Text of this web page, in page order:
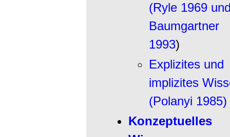
(Ryle 1969
Baumgartner
1993)
Explizites und
implizites
(Polanyi 1985)
Konzeptuelles